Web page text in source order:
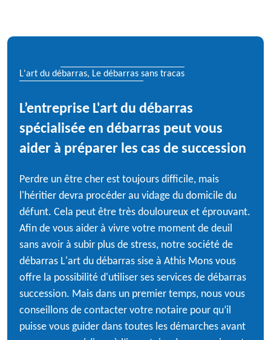
L'art du débarras, Le débarras sans tracas
L’entreprise L'art du débarras
spécialisée en débarras peut vous
aider à préparer les cas de succession
Perdre un être cher est toujours difficile, mais
l'héritier devra procéder au vidage du domicile du
défunt. Cela peut être très douloureux et éprouvant.
Afin de vous aider à vivre votre moment de deuil
sans avoir à subir plus de stress, notre société de
débarras L'art du débarras sise à Athis Mons vous
offre la possibilité d'utiliser ses services de débarras
succession. Mais dans un premier temps, nous vous
conseillons de contacter votre notaire pour qu’il
puisse vous guider dans toutes les démarches avant